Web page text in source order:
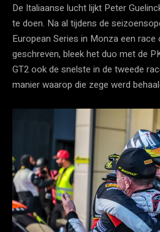
De Italiaanse lucht lijkt Peter
te doen. Na al tijdens de
European Series in Monza een
geschreven, bleek het duo met de
GT2 ook de snelste in de tweede
manier waarop die zege werd